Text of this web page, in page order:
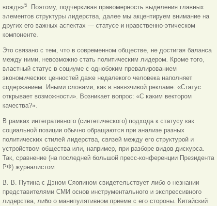
вождя»5. Поэтому, подчеркивая правомерность выделения главных
элементов структуры лидерства, далее мы акцентируем внимание на
других его важных аспектах — статусе и нравственно-этическом
компоненте.
Это связано с тем, что в современном обществе, не достигая баланса
между ними, невозможно стать политическим лидером. Кроме того,
властный статус в социуме с однобоким превалированием
экономических ценностей даже недалекого человека наполняет
содержанием. Иными словами, как в навязчивой рекламе: «Статус
открывает возможности». Возникает вопрос: «С каким вектором
качества?».
В рамках интегративного (синтетического) подхода к статусу как
социальной позиции обычно обращаются при анализе разных
политических стилей лидерства, связей между его структурой и
устройством общества или, например, при разборе видов дискурса.
Так, сравнение (на последней большой пресс-конференции Президента
РФ) журналистом
В. В. Путина с Дэном Сяопином свидетельствует либо о незнании
представителями СМИ основ инструментального и экспрессивного
лидерства, либо о манипулятивном приеме с его стороны. Китайский